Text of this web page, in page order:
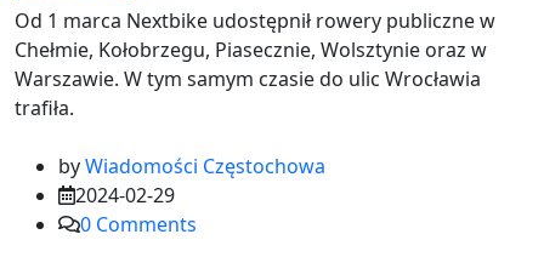
Od 1 marca Nextbike udostępnił rowery publiczne w
Chełmie, Kołobrzegu, Piasecznie, Wolsztynie oraz w
Warszawie. W tym samym czasie do ulic Wrocławia
trafiła.
byWiadomości Częstochowa
2024-02-29
0 Comments